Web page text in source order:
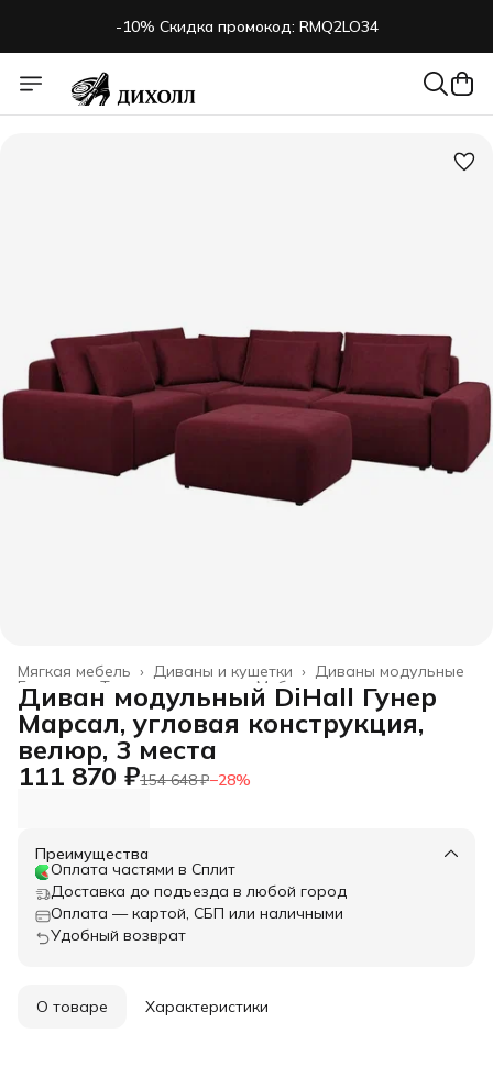
-10% Скидка промокод: RMQ2LO34
Диваны модульные
Диваны и кушетки ›
Мягкая мебель ›
Мебель
Товары для дома
Главная
Диван модульный DiHall Гунер
Марсал, угловая конструкция,
велюр, 3 места
111 870 ₽154 648 ₽−28%
Преимущества
Оплата частями в Сплит
Доставка до подъезда в любой город
Оплата — картой, СБП или наличными
Удобный возврат
О товаре Характеристики